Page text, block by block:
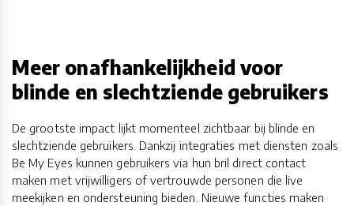
Meer onafhankelijkheid voor
blinde en slechtziende gebruikers
De grootste impact lijkt momenteel zichtbaar bij blinde en
slechtziende gebruikers. Dankzij integraties met diensten zoals
Be My Eyes kunnen gebruikers via hun bril direct contact
maken met vrijwilligers of vertrouwde personen die live
meekijken en ondersteuning bieden. Nieuwe functies maken